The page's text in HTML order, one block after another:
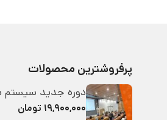
پرفروشترین محصولات
دوره جدید سیستم
۱۹,۹۰۰,۰۰۰ تومان